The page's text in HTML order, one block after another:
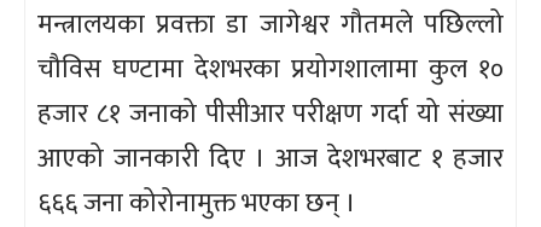
मन्त्रालयका प्रवक्ता डा जागेश्वर गौतमले पछिल्लो
चौविस घण्टामा देशभरका प्रयोगशालामा कुल १०
हजार ८१ जनाको पीसीआर परीक्षण गर्दा यो संख्या
आएको जानकारी दिए । आज देशभरबाट १ हजार
६६६ जना कोरोनामुक्त भएका छन् ।